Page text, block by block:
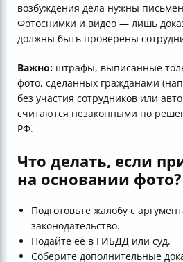
возбуждения дела нужны
Фотоснимки и видео — лишь
должны быть проверены
Важно: штрафы, выписанные
фото, сделанных гражданами
без участия сотрудников или
считаются незаконными по
РФ.
Что делать, если
на основании фото?
Подготовьте жалобу с
законодательство.
Подайте её в ГИБДД или суд.
Соберите дополнительные